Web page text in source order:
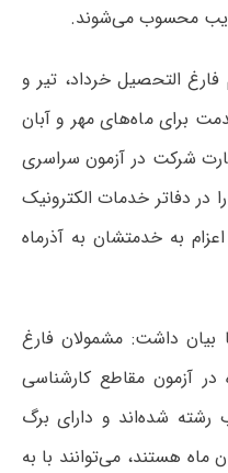
محسوب می‌شوند.
التحصیل خرداد، تیر و
به خدمت برای ماه‌های مهر و آبان
کارت شرکت در آزمون سراسری
در دفاتر خدمات الکترونیک
تا تاریخ اعزام به خدمتشان به آذرماه
داشت: مشمولان فارغ
آزمون مقاطع کارشناسی
رشته شده‌اند و دارای برگ
ماه هستند، می‌توانند با به